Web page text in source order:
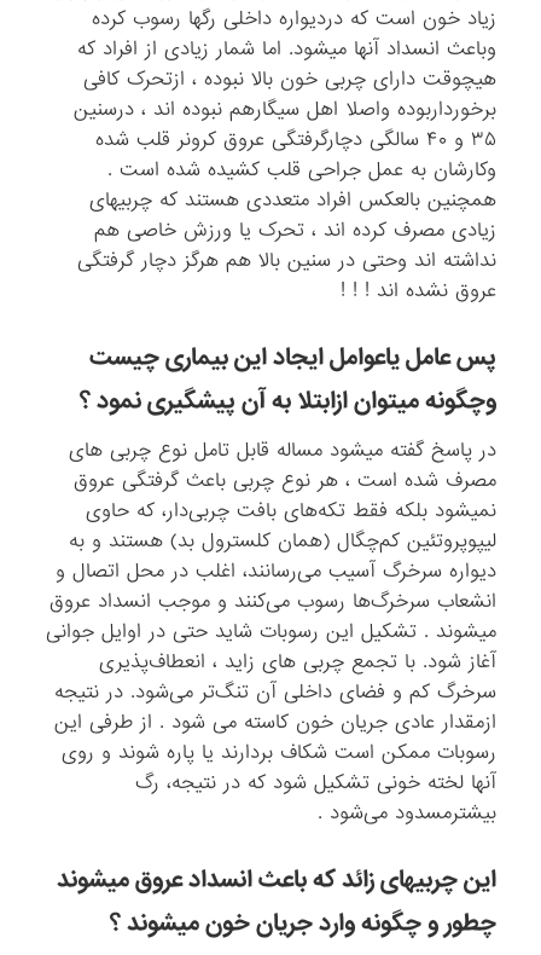
زیاد خون است که دردیواره داخلی رگها رسوب کرده
وباعث انسداد آنها میشود. اما شمار زیادی از افراد که
هیچوقت دارای چربی خون بالا نبوده ، ازتحرک کافی
برخورداربوده واصلا اهل سیگارهم نبوده اند ، درسنین
۳۵ و ۴۰ سالگی دچارگرفتگی عروق کرونر قلب شده
وکارشان به عمل جراحی قلب کشیده شده است .
همچنین بالعکس افراد متعددی هستند که چربیهای
زیادی مصرف کرده اند ، تحرک یا ورزش خاصی هم
نداشته اند وحتی در سنین بالا هم هرگز دچار گرفتگی
عروق نشده اند ! ! !
پس عامل یاعوامل ایجاد این بیماری چیست
وچگونه میتوان ازابتلا به آن پیشگیری نمود ؟
در پاسخ گفته میشود مساله قابل تامل نوع چربی های
مصرف شده است ، هر نوع چربی باعث گرفتگی عروق
نمیشود بلکه فقط تکه‌های‌ بافت‌ چربی‌دار، که‌ حاوی‌
لیپوپروتئین‌ کم‌چگال‌ (همان‌ کلسترول‌ بد) هستند و به‌
دیواره‌ سرخرگ‌ آسیب‌ می‌رسانند، اغلب‌ در محل‌ اتصال‌ و
انشعاب‌ سرخرگ‌ها رسوب‌ می‌کنند و موجب انسداد عروق
میشوند . تشکیل‌ این‌ رسوبات‌ شاید حتی‌ در اوایل‌ جوانی‌
آغاز شود. با تجمع‌ چربی های زاید ‌، انعطاف‌پذیری‌
سرخرگ‌ کم‌ و فضای‌ داخلی‌ آن‌ تنگ‌تر می‌شود. در نتیجه‌
ازمقدار عادی جریان‌ خون‌ کاسته می شود . از طرفی‌ این‌
رسوبات‌ ممکن‌ است‌ شکاف‌ بردارند یا پاره‌ شوند و روی‌
آنها لخته‌ خونی‌ تشکیل‌ شود که‌ در نتیجه‌، رگ‌
بیشترمسدود می‌شود .
این چربیهای زائد که باعث انسداد عروق میشوند
چطور و چگونه وارد جریان خون میشوند ؟